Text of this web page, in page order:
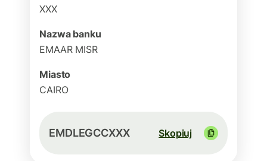
XXX
Nazwa banku
EMAAR MISR
Miasto
CAIRO
EMDLEGCCXXX Skopiuj